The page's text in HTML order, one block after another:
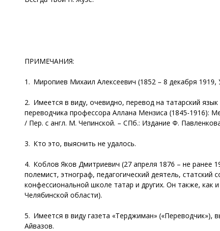
ПРИМЕЧАНИЯ:
1. Миропиев Михаил Алексеевич (1852 – 8 декабря
2. Имеется в виду, очевидно, перевод на татарский
переводчика профессора Аллана Мензиса (1845-1916):
/ Пер. с англ. М. Чепинской. – СПб.: Издание Ф.
3. Кто это, выяснить не удалось.
4. Коблов Яков Дмитриевич (27 апреля 1876 – не ранее
полемист, этнограф, педагогический деятель,
конфессиональной школе татар и других. Он также, как
Челябинской области).
5. Имеется в виду газета «Терджиман» («Переводчик»),
Айвазов.